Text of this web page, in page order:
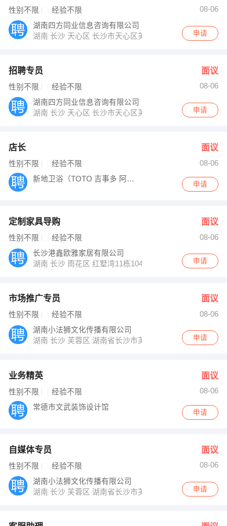
性别不限 经验不限
08-06
湖南四方同业信息咨询有限公司
湖南 长沙 天心区 长沙市天心区芙蓉中路三段汇金国际银
申请
招聘专员 面议
性别不限 经验不限
08-06
湖南四方同业信息咨询有限公司
湖南 长沙 天心区 长沙市天心区芙蓉中路三段汇金国际银
申请
店长 面议
性别不限 经验不限
08-06
新地卫浴（TOTO 吉事多 阿波罗 美标
申请
定制家具导购 面议
性别不限 经验不限
08-06
长沙港鑫欧雅家居有限公司
湖南 长沙 雨花区 红墅湾11栋104
申请
市场推广专员 面议
性别不限 经验不限
08-06
湖南小法狮文化传播有限公司
湖南 长沙 芙蓉区 湖南省长沙市芙蓉区东二环320号省法
申请
业务精英 面议
性别不限 经验不限
08-06
常德市文武装饰设计馆
申请
自媒体专员 面议
性别不限 经验不限
08-06
湖南小法狮文化传播有限公司
湖南 长沙 芙蓉区 湖南省长沙市芙蓉区东二环320号省法
申请